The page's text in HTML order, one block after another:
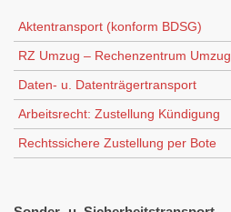
Aktentransport (konform BDSG)
RZ Umzug – Rechenzentrum Umzug
Daten- u. Datenträgertransport
Arbeitsrecht: Zustellung Kündigung
Rechtssichere Zustellung per Bote